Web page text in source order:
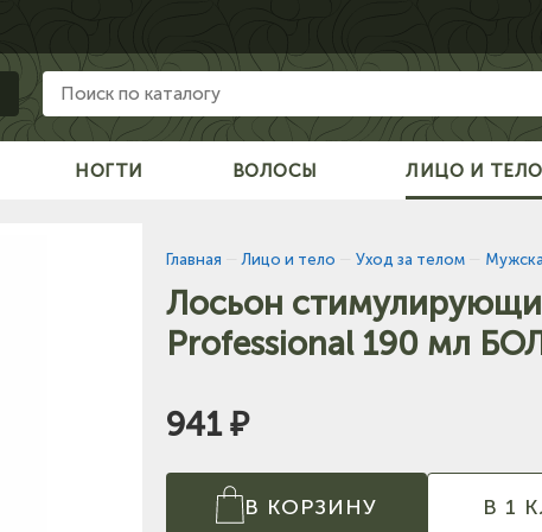
НОГТИ ВОЛОСЫ ЛИЦО И ТЕЛО
Главная Лицо и тело Уход за телом
Лосьон
Professional 190 мл
941 ₽
В КОРЗИНУ В 1